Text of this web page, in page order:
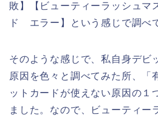
敗】【ビューティーラッシュマ
ド エラー】という感じで調べ
そのような感じで、私自身デビ
原因を色々と調べてみた所、「
ットカードが使えない原因の１
ました。なので、ビューティー